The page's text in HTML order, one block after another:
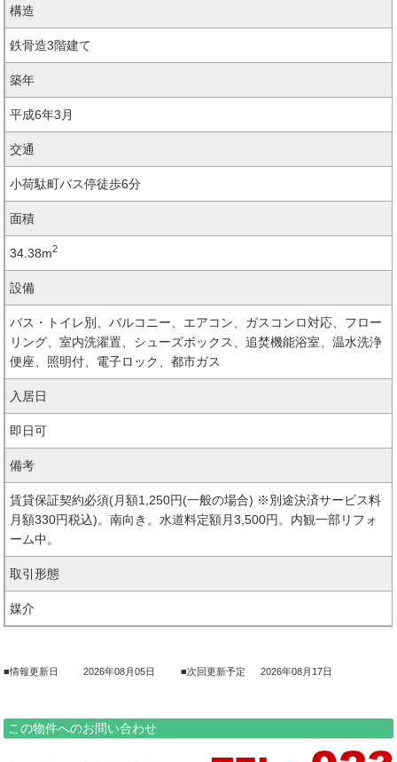
構造
鉄骨造3階建て
築年
平成6年3月
交通
小荷駄町バス停徒歩6分
面積
34.38m2
設備
バス・トイレ別、バルコニー、エアコン、ガスコンロ対応、フロー
リング、室内洗濯置、シューズボックス、追焚機能浴室、温水洗浄
便座、照明付、電子ロック、都市ガス
入居日
即日可
備考
賃貸保証契約必須(月額1,250円(一般の場合) ※別途決済サービス料
月額330円税込)。南向き。水道料定額月3,500円。内観一部リフォ
ーム中。
取引形態
媒介
■情報更新日 2026年08月05日 ■次回更新予定 2026年08月17日
この物件へのお問い合わせ